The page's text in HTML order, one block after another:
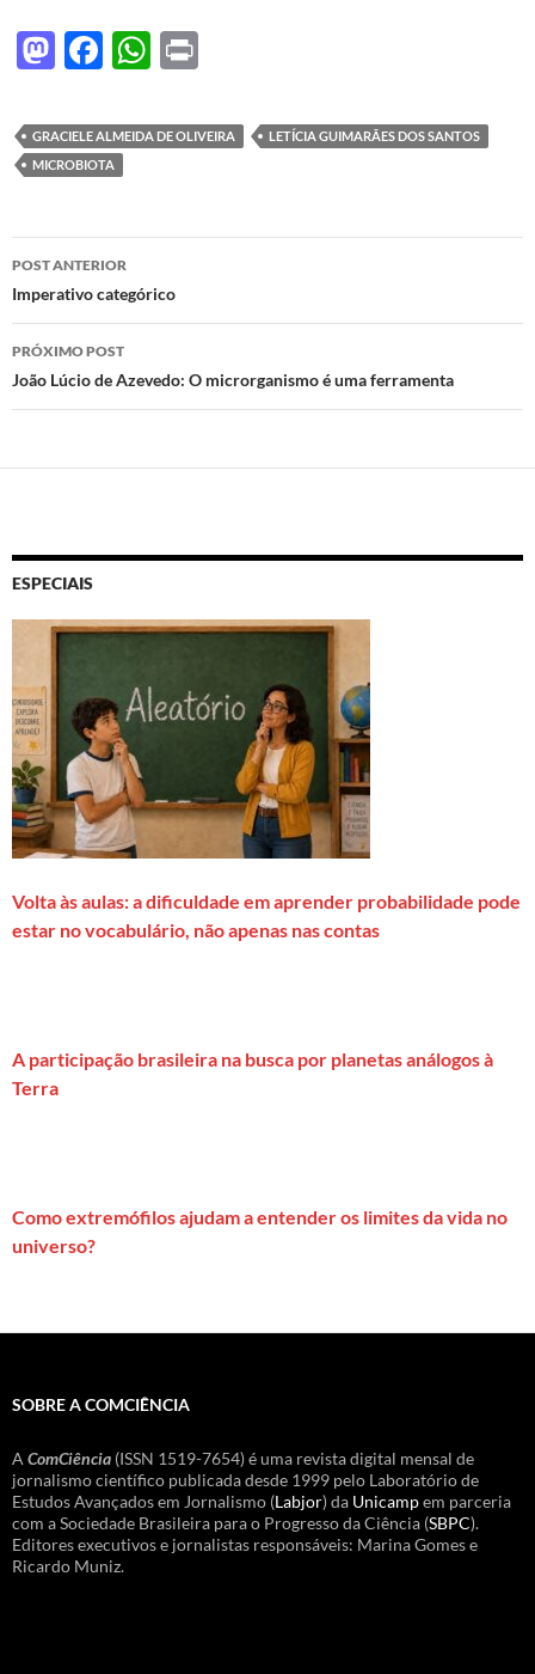
M
to
d
n
F
e
b
o
k
W
at
s
p
p
nt
GRACIELE ALMEIDA DE OLIVEIRA
LETÍCIA GUIMARÃES DOS SANTOS
MICROBIOTA
Navegação
de
posts
POST ANTERIOR
Imperativo categórico
PRÓXIMO POST
João Lúcio de Azevedo: O microrganismo é uma ferramenta
ESPECIAIS
Volta às aulas: a dificuldade em aprender probabilidade pode
estar no vocabulário, não apenas nas contas
A participação brasileira na busca por planetas análogos à
Terra
Como extremófilos ajudam a entender os limites da vida no
universo?
SOBRE A COMCIÊNCIA
A ComCiência (ISSN 1519-7654) é uma revista digital mensal de
jornalismo científico publicada desde 1999 pelo Laboratório de
Estudos Avançados em Jornalismo (Labjor) da Unicampem parceria
com a Sociedade Brasileira para o Progresso da Ciência (SBPC).
Editores executivos e jornalistas responsáveis: Marina Gomes e
Ricardo Muniz.